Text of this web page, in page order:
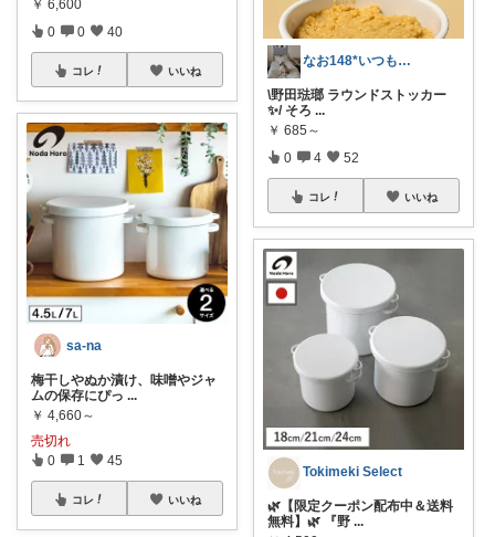
￥ 6,600
0 0 40
コレ いいね
sa-na
梅干しやぬか漬け、味噌やジャ
ムの保存にぴっ ...
￥ 4,660～
売切れ
0 1 45
コレ いいね
なお148*いつもありがとうございます
\野田琺瑯 ラウンドストッカー
✨/ そろ ...
￥ 685～
0 4 52
コレ いいね
Tokimeki Select
🌿【限定クーポン配布中＆送料
無料】🌿 『野 ...